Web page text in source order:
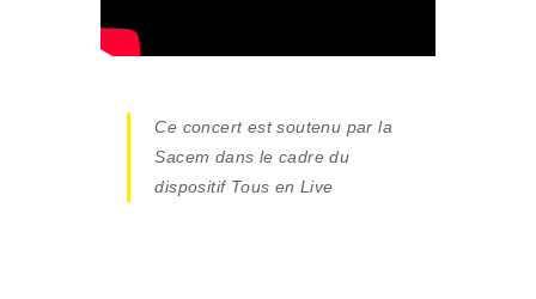
Ce concert est soutenu par la
Sacem dans le cadre du
dispositif Tous en Live